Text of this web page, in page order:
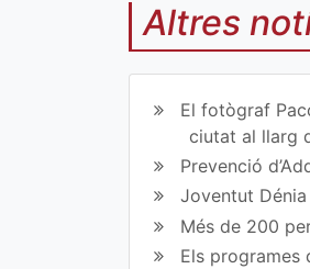
Co
art
ir
en
Fa
Co
art
ir
en
Tw
Altres
El fotògraf
ciutat al llarg
Prevenció
Joventut
Més de 200
Els programes